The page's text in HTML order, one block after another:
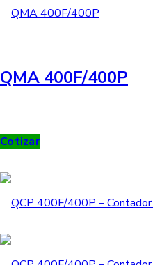
QMA 400F/400P
Cotizar